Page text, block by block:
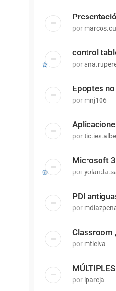
por
control
por
Epoptes
por mnj106
por
Microsoft
por
PDI
por
Classroom
por mtleiva
por lpareja